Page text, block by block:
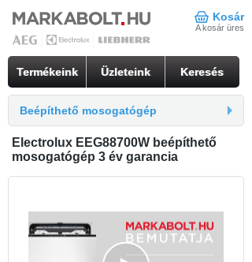
Kosár
A kosár üres
Termékeink Üzleteink Keresés
Beépíthető mosogatógép
Electrolux EEG88700W beépíthető
mosogatógép 3 év garancia